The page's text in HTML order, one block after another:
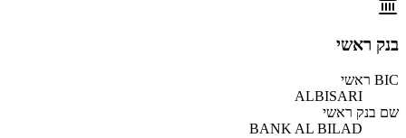
בנק ראשי
BIC ראשי
ALBISARI
שם בנק ראשי
BANK AL BILAD